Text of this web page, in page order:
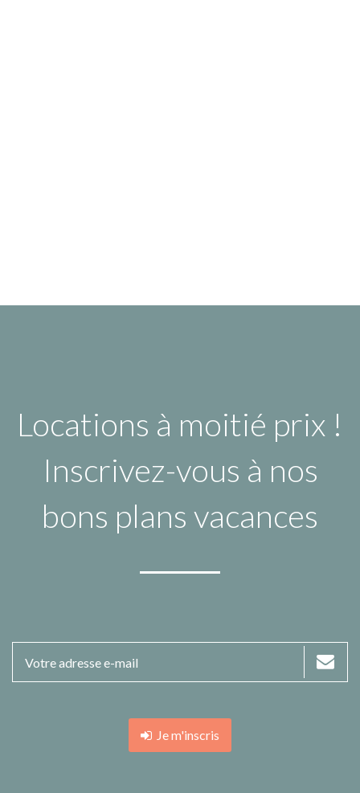
Locations à moitié prix !
Inscrivez-vous à nos
bons plans vacances
Je m'inscris